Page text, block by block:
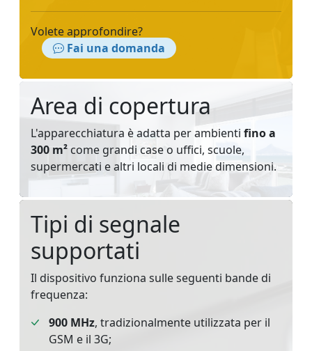
Volete approfondire?
Fai una domanda
Area di copertura
L'apparecchiatura è adatta per ambienti fino a
300 m²come grandi case o uffici, scuole,
supermercati e altri locali di medie dimensioni.
Tipi di segnale
supportati
Il dispositivo funziona sulle seguenti bande di
frequenza:
900 MHz, tradizionalmente utilizzata per il
GSM e il 3G;